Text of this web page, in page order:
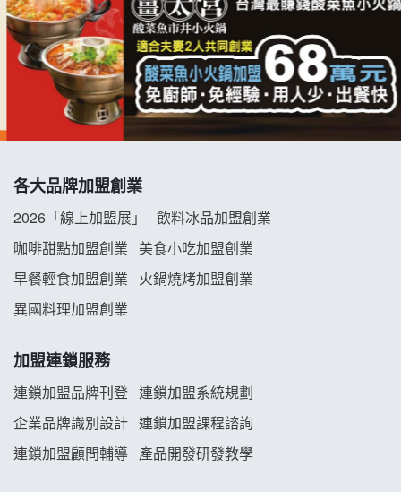
杜芳子古味茶鋪加盟說明會
優握握×酸奶大獅加盟說明會
冬城門加盟說明會
龍涎居好湯加盟說明會
舒油頭加盟說明會
義氣豐發雞加盟說明會
Mr.Wish加盟說明會
各大品牌加盟創業
2026「線上加盟展」
飲料冰品加盟創業
咖啡甜點加盟創業
美食小吃加盟創業
早餐輕食加盟創業
火鍋燒烤加盟創業
異國料理加盟創業
加盟連鎖服務
連鎖加盟品牌刊登 連鎖加盟系統規劃
企業品牌識別設計 連鎖加盟課程諮詢
連鎖加盟顧問輔導 產品開發研發教學